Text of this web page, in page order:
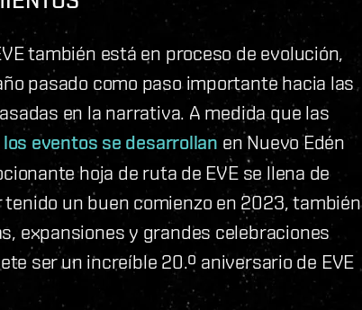
también está en proceso de evolución,
pasado como paso importante hacia las
en la narrativa. A medida que las
eventos se desarrollan en Nuevo Edén
hoja de ruta de EVE se llena de
un buen comienzo en 2023, también
expansiones y grandes celebraciones
ser un increíble 20.º aniversario de EVE